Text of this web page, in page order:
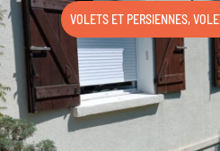
VOLETS ET PERSIENNES,